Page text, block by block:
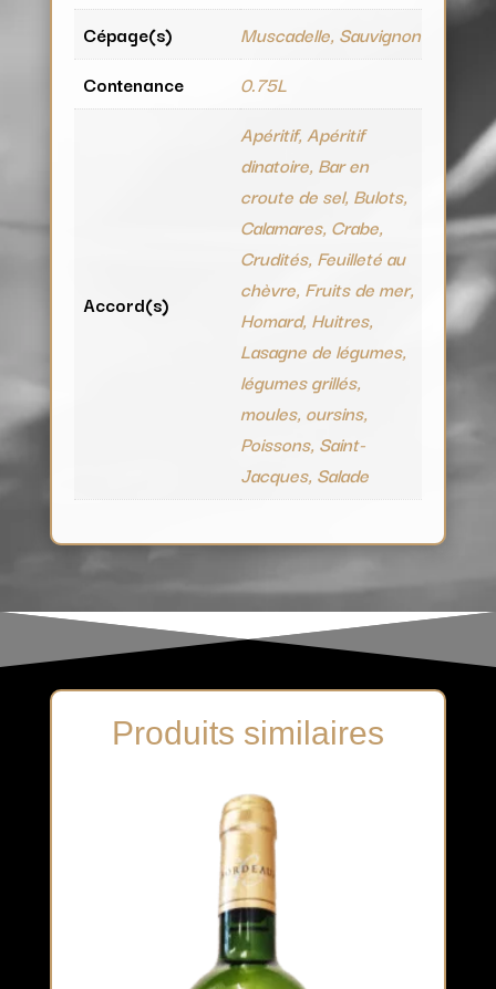
Cépage(s)
Muscadelle, Sauvignon
Contenance
0.75L
Accord(s)
Apéritif, Apéritif
dinatoire, Bar en
croute de sel, Bulots,
Calamares, Crabe,
Crudités, Feuilleté au
chèvre, Fruits de mer,
Homard, Huitres,
Lasagne de légumes,
légumes grillés,
moules, oursins,
Poissons, Saint-
Jacques, Salade
Produits similaires